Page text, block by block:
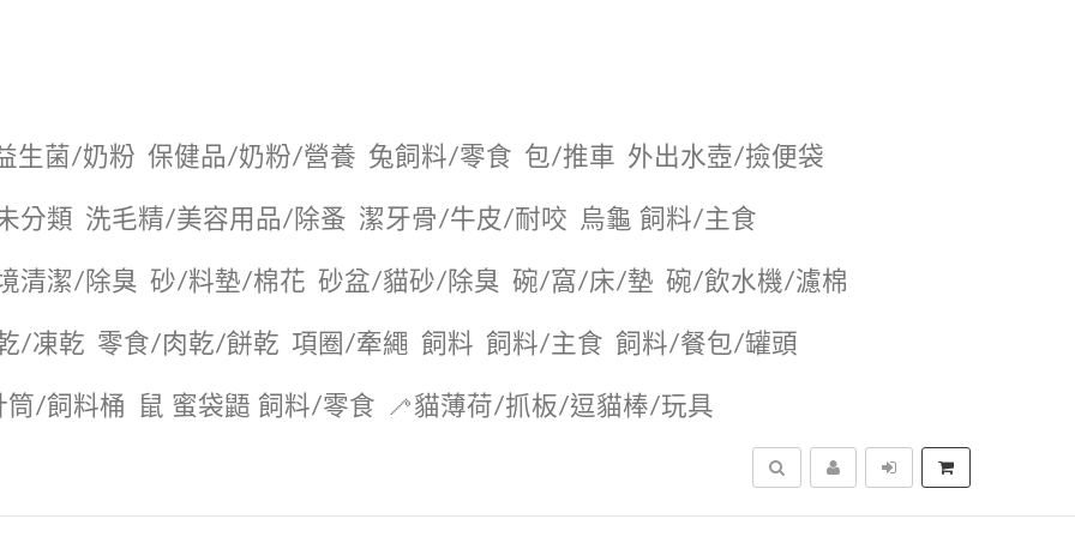
生菌/奶粉 保健品/奶粉/營養 兔飼料/零食 包/推車 外出水壺/撿便袋
分類 洗毛精/美容用品/除蚤 潔牙骨/牛皮/耐咬 烏龜 飼料/主食
清潔/除臭 砂/料墊/棉花 砂盆/貓砂/除臭 碗/窩/床/墊 碗/飲水機/濾棉
/凍乾 零食/肉乾/餅乾 項圈/牽繩 飼料 飼料/主食 飼料/餐包/罐頭
筒/飼料桶 鼠 蜜袋鼯 飼料/零食 🦯貓薄荷/抓板/逗貓棒/玩具
搜尋